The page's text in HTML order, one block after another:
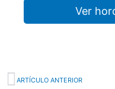
Ver
Prev
ARTÍCULO ANTERIOR